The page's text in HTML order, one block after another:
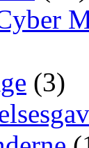
(3)